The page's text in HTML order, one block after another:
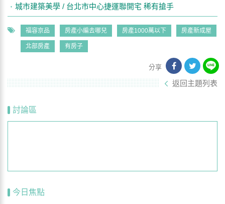
城市建築美學 / 台北市中心捷運聯開宅 稀有搶手
福容京品 房產小編去哪兒 房產1000萬以下 房產新成屋
北部房產 有房子
分享
返回主題列表
討論區
今日焦點